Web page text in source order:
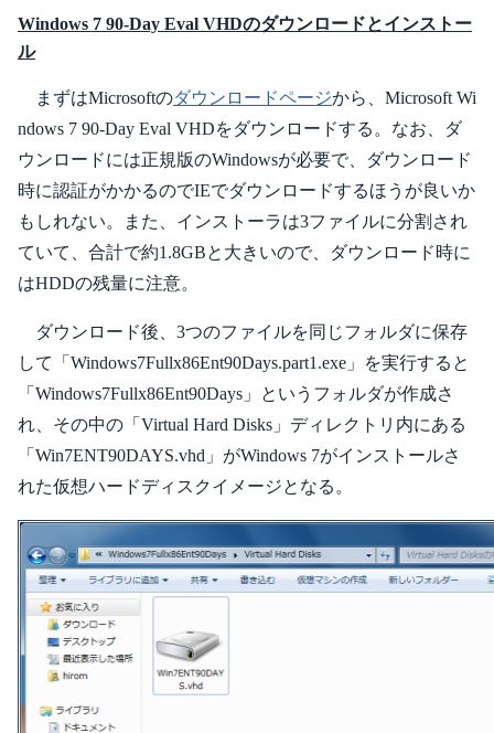
Windows 7 90-Day Eval VHDのダウンロードとインストー
ル
まずはMicrosoftのダウンロードページから、Microsoft Wi
ndows 7 90-Day Eval VHDをダウンロードする。なお、ダ
ウンロードには正規版のWindowsが必要で、ダウンロード
時に認証がかかるのでIEでダウンロードするほうが良いか
もしれない。また、インストーラは3ファイルに分割され
ていて、合計で約1.8GBと大きいので、ダウンロード時に
はHDDの残量に注意。
ダウンロード後、3つのファイルを同じフォルダに保存
して「Windows7Fullx86Ent90Days.part1.exe」を実行すると
「Windows7Fullx86Ent90Days」というフォルダが作成さ
れ、その中の「Virtual Hard Disks」ディレクトリ内にある
「Win7ENT90DAYS.vhd」がWindows 7がインストールさ
れた仮想ハードディスクイメージとなる。